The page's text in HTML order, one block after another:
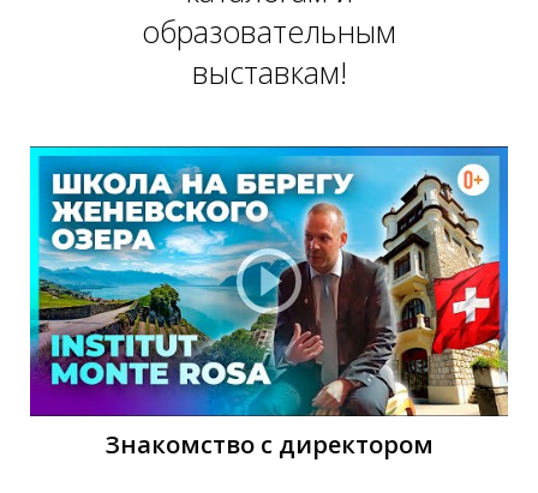
О
образовательным
выставкам!
Знакомство с директором